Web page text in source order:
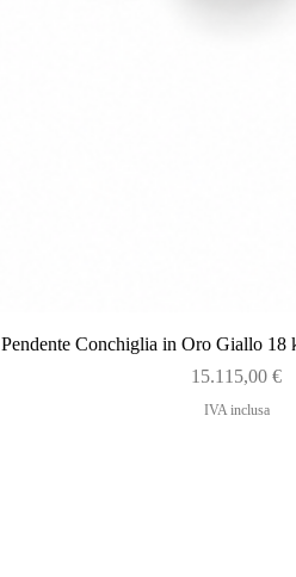
Vista rapida
Pendente Conchiglia in Oro Giallo 18
Prezzo
15.115,00 €
IVA inclusa